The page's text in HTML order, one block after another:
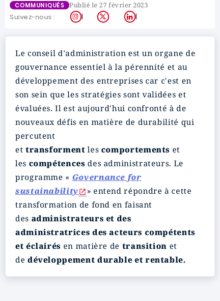
COMMUNIQUÉS Publié le 27 février 2023
Suivez-nous : Instagram
X LinkedIn
Le conseil d'administration est un organe de
gouvernance essentiel à la pérennité et au
développement des entreprises car c'est en
son sein que les stratégies sont validées et
évaluées. Il est aujourd'hui confronté à de
nouveaux défis en matière de durabilité qui
percutent
et transforment les comportements et
les compétences des administrateurs. Le
programme « Governance for
sustainability
» entend répondre à cette
transformation de fond en faisant
des administrateurs et des
administratrices des acteurs compétents
et éclairés en matière de transition et
de développement durable et rentable.